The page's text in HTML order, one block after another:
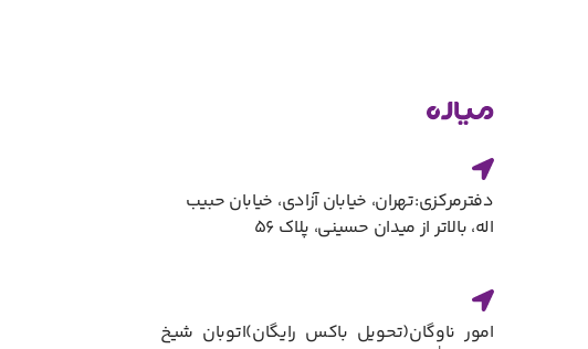
دفترمرکزی:تهران، خیابان آزادی، خیابان حبیب
اله، بالاتر از میدان حسینی، پلاک ۵۶
امور ناوگان(تحویل باکس رایگان)​اتوبان شیخ